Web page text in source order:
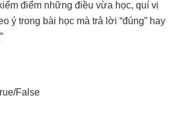
điểm những điều vừa học, quí vị
ý trong bài học mà trả lời “đúng” hay
False